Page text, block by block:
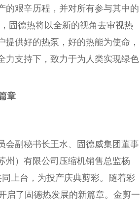
的艰辛历程，并对所有参与其中的
固德热将以全新的视角去审视热
提供好的热泵，好的热能为使命 ，
力支持下，致力于为人类实现绿色
章
会副秘书长王水、固德威集团董事
州）有限公司压缩机销售总 监杨
上台 ，为投产庆典剪彩。随着彩
启了固德热发展的新篇章。金剪一